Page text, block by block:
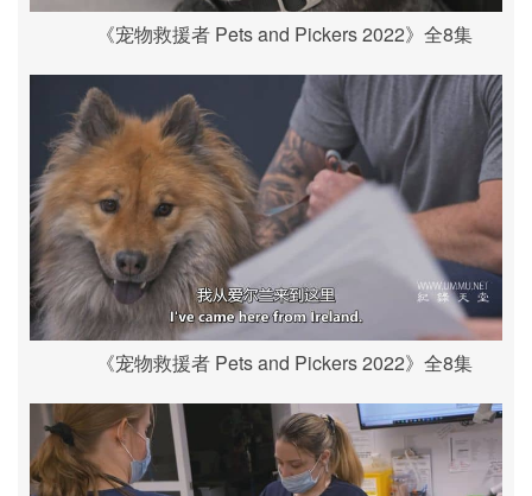
《宠物救援者 Pets and Pickers 2022》全8集
《宠物救援者 Pets and Pickers 2022》全8集